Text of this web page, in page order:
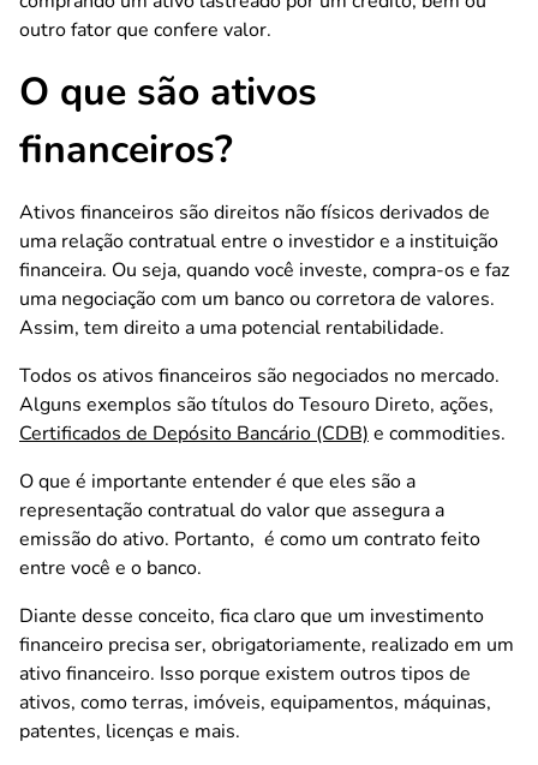
outro fator que confere valor.
O que são ativos
financeiros?
Ativos financeiros são direitos não físicos derivados de
uma relação contratual entre o investidor e a instituição
financeira. Ou seja, quando você investe, compra-os e faz
uma negociação com um banco ou corretora de valores.
Assim, tem direito a uma potencial rentabilidade.
Todos os ativos financeiros são negociados no mercado.
Alguns exemplos são títulos do Tesouro Direto, ações,
Certificados de Depósito Bancário (CDB) e commodities.
O que é importante entender é que eles são a
representação contratual do valor que assegura a
emissão do ativo. Portanto, é como um contrato feito
entre você e o banco.
Diante desse conceito, fica claro que um investimento
financeiro precisa ser, obrigatoriamente, realizado em um
ativo financeiro. Isso porque existem outros tipos de
ativos, como terras, imóveis, equipamentos, máquinas,
patentes, licenças e mais.